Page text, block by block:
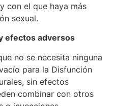
con el que haya más
sexual.
efectos adversos
no se necesita ninguna
para la Disfunción
sin efectos
combinar con otros